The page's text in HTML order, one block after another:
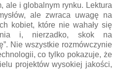
ale i globalnym rynku. Lektura
ale zwraca uwagę na
kobiet, które nie wahały się
i, nierzadko, skok na
Nie wszystkie rozmówczynie
co tylko pokazuje, że
projektów wysokiej jakości,